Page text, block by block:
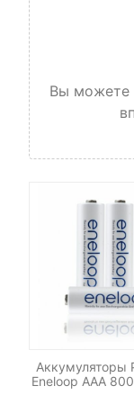
Вы можете
Аккумуляторы
Eneloop AAA